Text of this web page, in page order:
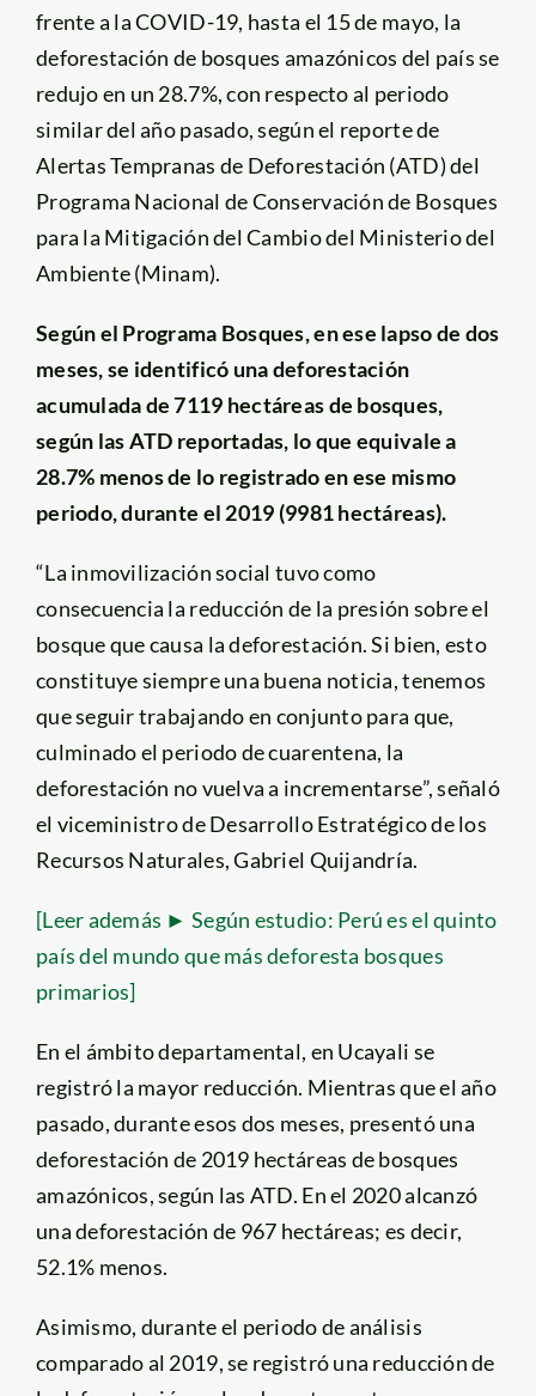
frente a la COVID-19, hasta el 15 de mayo, la
deforestación de bosques amazónicos del país se
redujo en un 28.7%, con respecto al periodo
similar del año pasado, según el reporte de
Alertas Tempranas de Deforestación (ATD) del
Programa Nacional de Conservación de Bosques
para la Mitigación del Cambio del Ministerio del
Ambiente (Minam).
Según el Programa Bosques, en ese lapso de dos
meses, se identificó una deforestación
acumulada de 7119 hectáreas de bosques,
según las ATD reportadas, lo que equivale a
28.7% menos de lo registrado en ese mismo
periodo, durante el 2019 (9981 hectáreas).
“La inmovilización social tuvo como
consecuencia la reducción de la presión sobre el
bosque que causa la deforestación. Si bien, esto
constituye siempre una buena noticia, tenemos
que seguir trabajando en conjunto para que,
culminado el periodo de cuarentena, la
deforestación no vuelva a incrementarse”, señaló
el viceministro de Desarrollo Estratégico de los
Recursos Naturales, Gabriel Quijandría.
[Leer además ► Según estudio: Perú es el quinto
país del mundo que más deforesta bosques
primarios]
En el ámbito departamental, en Ucayali se
registró la mayor reducción. Mientras que el año
pasado, durante esos dos meses, presentó una
deforestación de 2019 hectáreas de bosques
amazónicos, según las ATD. En el 2020 alcanzó
una deforestación de 967 hectáreas; es decir,
52.1% menos.
Asimismo, durante el periodo de análisis
comparado al 2019, se registró una reducción de